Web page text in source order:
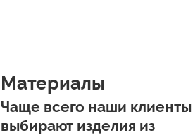
Материалы
Чаще всего наши клиенты
выбирают изделия из